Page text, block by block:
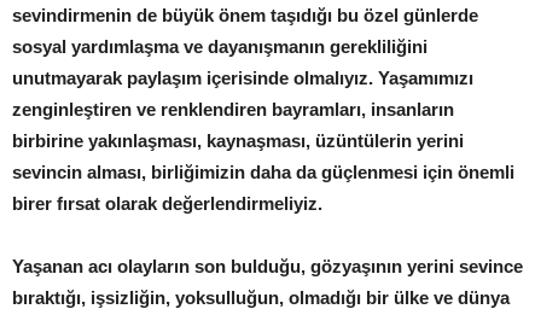
sevindirmenin de büyük önem taşıdığı bu özel günlerde
sosyal yardımlaşma ve dayanışmanın gerekliliğini
unutmayarak paylaşım içerisinde olmalıyız. Yaşamımızı
zenginleştiren ve renklendiren bayramları, insanların
birbirine yakınlaşması, kaynaşması, üzüntülerin yerini
sevincin alması, birliğimizin daha da güçlenmesi için önemli
birer fırsat olarak değerlendirmeliyiz.
Yaşanan acı olayların son bulduğu, gözyaşının yerini sevince
bıraktığı, işsizliğin, yoksulluğun, olmadığı bir ülke ve dünya